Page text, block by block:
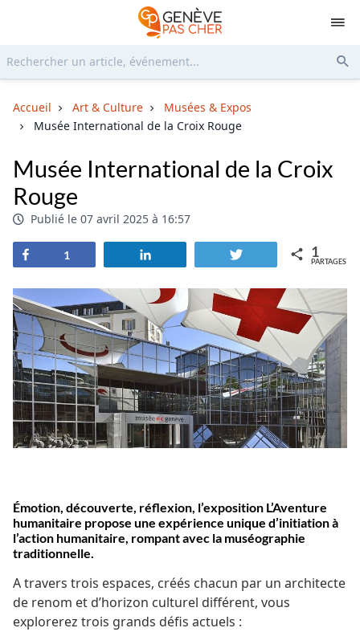
Accueil Art & Culture
Musées & Expos
Musée International de la Croix Rouge
Musée International de la Croix
Rouge
Publié le 07 avril 2025 à 16:57
Partagez
1 Tweetez 1
PARTAGES
Émotion, découverte, réflexion, l’exposition L’Aventure
humanitaire propose une expérience unique d’initiation à
l’action humanitaire, rompant avec la muséographie
traditionnelle.
A travers trois espaces, créés chacun par un architecte
de renom et d’horizon culturel différent, vous
explorerez trois grands défis actuels :